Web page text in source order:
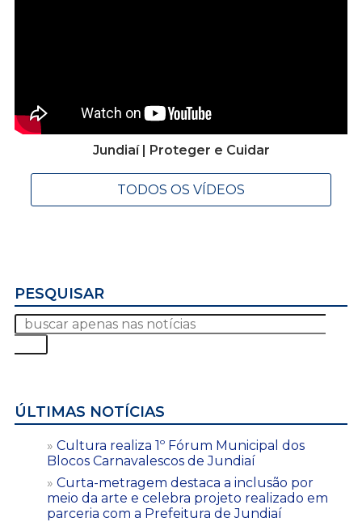
Jundiaí | Proteger e Cuidar
TODOS OS VÍDEOS
PESQUISAR
ÚLTIMAS NOTÍCIAS
Cultura realiza 1º Fórum Municipal dos
Blocos Carnavalescos de Jundiaí
Curta-metragem destaca a inclusão por
meio da arte e celebra projeto realizado em
parceria com a Prefeitura de Jundiaí